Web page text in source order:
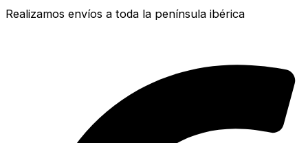
Realizamos envíos a toda la península ibérica